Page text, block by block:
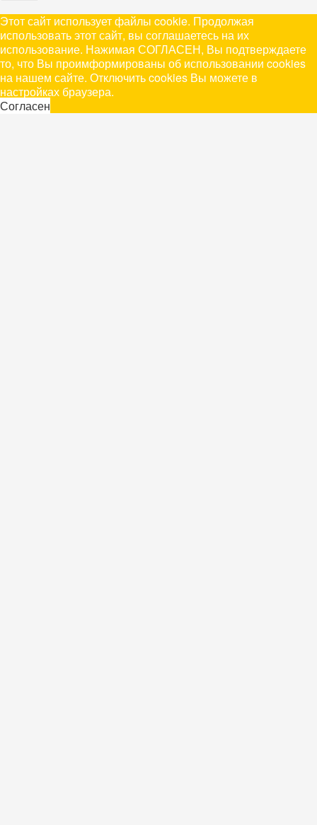
Этот сайт использует файлы cookie. Продолжая
использовать этот сайт, вы соглашаетесь на их
использование. Нажимая СОГЛАСЕН, Вы подтверждаете
то, что Вы проимформированы об использовании cookies
на нашем сайте. Отключить cookies Вы можете в
настройках браузера.
Согласен